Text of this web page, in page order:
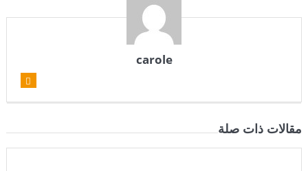
carole
مقالات ذات صلة